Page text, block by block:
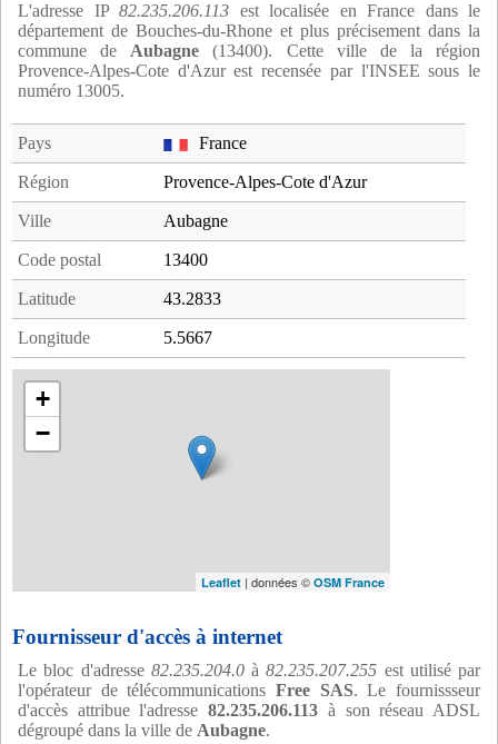
L'adresse IP 82.235.206.113 est localisée en France dans le
département de Bouches-du-Rhone et plus précisement dans la
commune deAubagne (13400). Cette ville de la région
Provence-Alpes-Cote d'Azur est recensée par l'INSEE sous le
numéro 13005.
Pays France
Région Provence-Alpes-Cote d'Azur
Ville Aubagne
Code postal 13400
Latitude 43.2833
Longitude 5.5667
+
−
Leaflet | données © OSM France
Fournisseur d'accès à internet
Le bloc d'adresse 82.235.204.0à82.235.207.255 est utilisé par
l'opérateur de télécommunications Free SAS. Le fournissseur
d'accès attribue l'adresse82.235.206.113 à son réseau ADSL
dégroupé dans la ville de Aubagne.